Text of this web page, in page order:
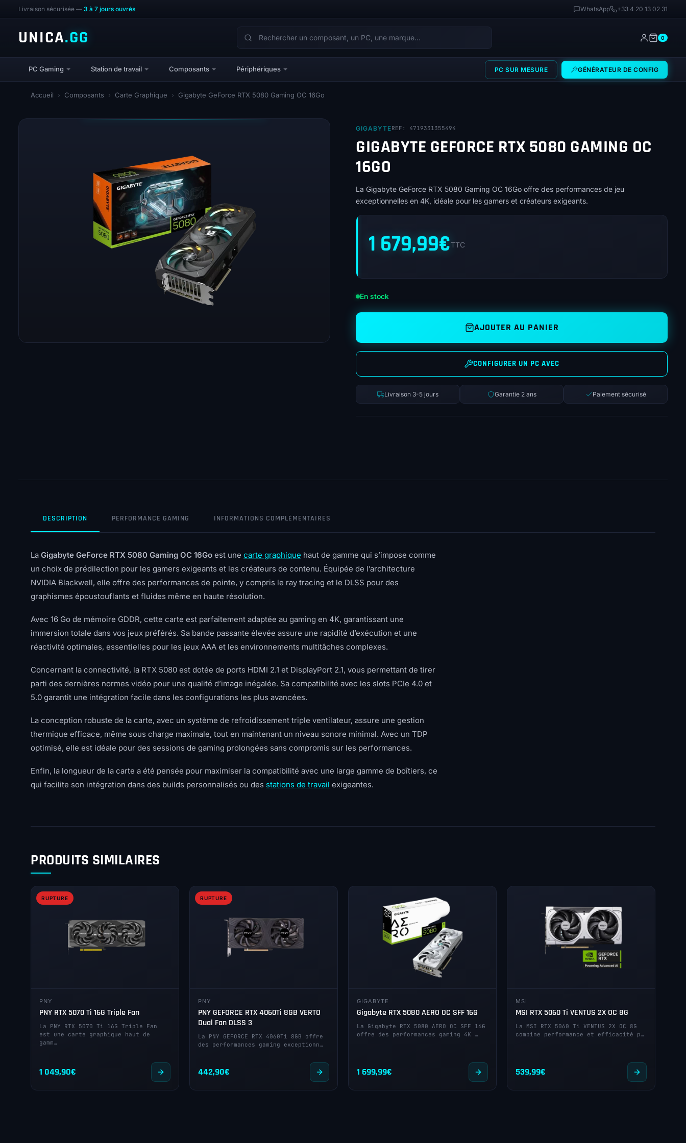
Livraison sécurisée — 3 à 7 jours ouvrés WhatsApp +33 4 20 13 02 31
UNICA.GG 0
PC Gaming Station de travail Composants Périphériques PC SUR MESURE GÉNÉRATEUR DE CONFIG
Accueil › Composants › Carte Graphique › Gigabyte GeForce RTX 5080 Gaming OC 16Go
GIGABYTEREF: 4719331355494
GIGABYTE GEFORCE RTX 5080 GAMING OC
16GO
La Gigabyte GeForce RTX 5080 Gaming OC 16Go offre des performances de jeu
exceptionnelles en 4K, idéale pour les gamers et créateurs exigeants.
1 679,99€TTC
En stock
AJOUTER AU PANIER
CONFIGURER UN PC AVEC
Livraison 3-5 jours Garantie 2 ans Paiement sécurisé
DESCRIPTION PERFORMANCE GAMING INFORMATIONS COMPLÉMENTAIRES
La Gigabyte GeForce RTX 5080 Gaming OC 16Go est une carte graphique haut de gamme qui s’impose comme
un choix de prédilection pour les gamers exigeants et les créateurs de contenu. Équipée de l’architecture
NVIDIA Blackwell, elle offre des performances de pointe, y compris le ray tracing et le DLSS pour des
graphismes époustouflants et fluides même en haute résolution.
Avec 16 Go de mémoire GDDR, cette carte est parfaitement adaptée au gaming en 4K, garantissant une
immersion totale dans vos jeux préférés. Sa bande passante élevée assure une rapidité d’exécution et une
réactivité optimales, essentielles pour les jeux AAA et les environnements multitâches complexes.
Concernant la connectivité, la RTX 5080 est dotée de ports HDMI 2.1 et DisplayPort 2.1, vous permettant de tirer
parti des dernières normes vidéo pour une qualité d’image inégalée. Sa compatibilité avec les slots PCIe 4.0 et
5.0 garantit une intégration facile dans les configurations les plus avancées.
La conception robuste de la carte, avec un système de refroidissement triple ventilateur, assure une gestion
thermique efficace, même sous charge maximale, tout en maintenant un niveau sonore minimal. Avec un TDP
optimisé, elle est idéale pour des sessions de gaming prolongées sans compromis sur les performances.
Enfin, la longueur de la carte a été pensée pour maximiser la compatibilité avec une large gamme de boîtiers, ce
qui facilite son intégration dans des builds personnalisés ou des stations de travail exigeantes.
PRODUITS SIMILAIRES
RUPTURE
PNY
PNY RTX 5070 Ti 16G Triple Fan
La PNY RTX 5070 Ti 16G Triple Fan
est une carte graphique haut de
gamm…
1 049,90€
RUPTURE
PNY
PNY GEFORCE RTX 4060Ti 8GB VERTO
Dual Fan DLSS 3
La PNY GEFORCE RTX 4060Ti 8GB offre
des performances gaming exceptionn…
442,90€
GIGABYTE
Gigabyte RTX 5080 AERO OC SFF 16G
La Gigabyte RTX 5080 AERO OC SFF 16G
offre des performances gaming 4K …
1 699,99€
MSI
MSI RTX 5060 Ti VENTUS 2X OC 8G
La MSI RTX 5060 Ti VENTUS 2X OC 8G
combine performance et efficacité p…
539,99€